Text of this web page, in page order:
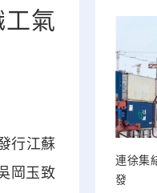
工氣
行江蘇
岡玉致
連徐集
發